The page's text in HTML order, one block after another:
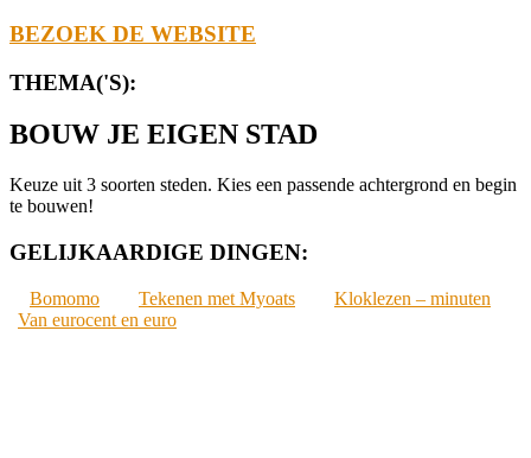
BEZOEK DE WEBSITE
THEMA('S):
BOUW JE EIGEN STAD
Keuze uit 3 soorten steden. Kies een passende achtergrond en begin
te bouwen!
GELIJKAARDIGE DINGEN:
Bomomo Tekenen met Myoats
Kloklezen – minuten
Van eurocent en euro